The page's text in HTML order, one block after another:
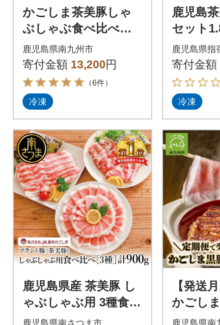
かごしま茶美豚しゃ
ぶしゃぶ食べ比べセ
ット
鹿児島県南九州市
寄付金額 13,200円
（6件）
冷凍
鹿児島
セット
5)C-3201
鹿児島県指
寄付金額
冷凍
鹿児島県産 茶美豚 し
ゃぶしゃぶ用 3種食べ
比べセット 計900g(30
【発送
かごし
豚・う